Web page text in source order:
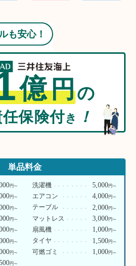
も安心！
億円の
保険付き ！
単品料金
円〜 洗濯機 5,000円〜
円〜 エアコン 4,000円〜
円〜 テーブル 2,000円〜
円〜 マットレス 3,000円〜
円〜 扇風機 1,000円〜
円〜 タイヤ 1,500円〜
円〜 可燃ゴミ 1,000円〜
円〜